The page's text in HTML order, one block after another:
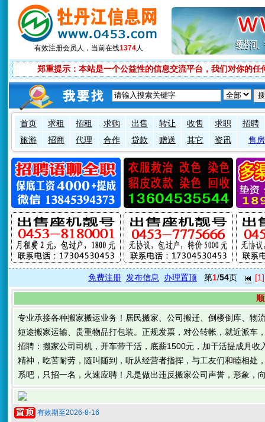
有效注册会员 人，当前在线1374人
郑重提示：本站是一个公益性的信息交流平台，我们对你的
首页 求租 招租 求购 出售 转让 收售 求职
招聘
旅游
招商 代理 合作 贷款 赠送 其它 资讯 售
免费注册 发布信息 办理置顶 第1/54页 [1]
专业承接各种搬家搬运业务！居民搬家、公司搬迁、倒楼倒库、
短途搬家运输、贵重物品打包装。正规发票，对公转帐，就近派车
招聘：搬家公司司机，开车带干活，底薪1500元，加干活提成月
精神，吃苦耐劳，随叫随到，听从经营者指挥，与工友们和睦相
系吧，只招一名，火速应聘！凡是做出违反搬家公司声誉，形象，
有效期至2026-8-16